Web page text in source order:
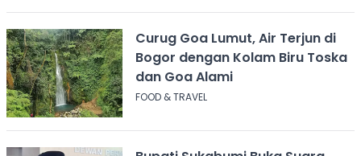
Curug Goa Lumut, Air Terjun di
Bogor dengan Kolam Biru Toska
dan Goa Alami
FOOD & TRAVEL